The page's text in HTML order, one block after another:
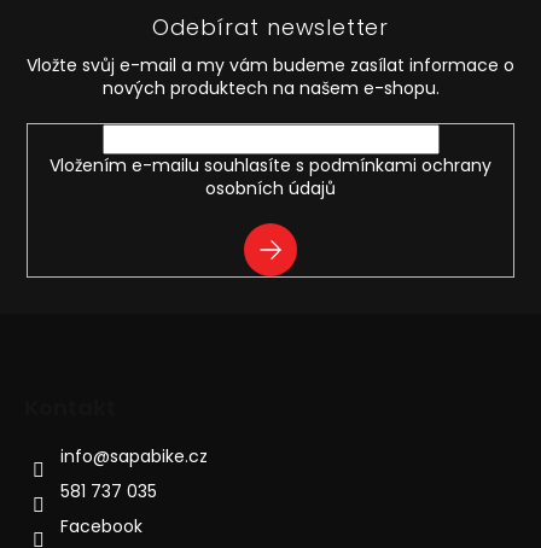
Odebírat newsletter
Vložte svůj e-mail a my vám budeme zasílat informace o
nových produktech na našem e-shopu.
Vložením e-mailu souhlasíte s podmínkami ochrany
osobních údajů
PŘIHLÁSIT
SE
info@sapabike.cz
581 737 035
Facebook